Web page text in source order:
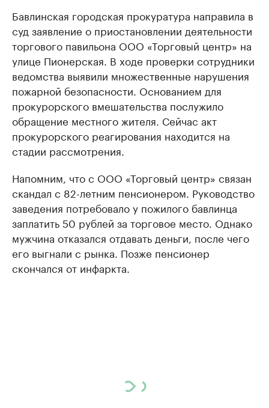
Бавлинская городская прокуратура направила в
суд заявление о приостановлении деятельности
торгового павильона ООО «Торговый центр» на
улице Пионерская. В ходе проверки сотрудники
ведомства выявили множественные нарушения
пожарной безопасности. Основанием для
прокурорского вмешательства послужило
обращение местного жителя. Сейчас акт
прокурорского реагирования находится на
стадии рассмотрения.
Напомним, что с ООО «Торговый центр» связан
скандал с 82-летним пенсионером. Руководство
заведения потребовало у пожилого бавлинца
заплатить 50 рублей за торговое место. Однако
мужчина отказался отдавать деньги, после чего
его выгнали с рынка. Позже пенсионер
скончался от инфаркта.